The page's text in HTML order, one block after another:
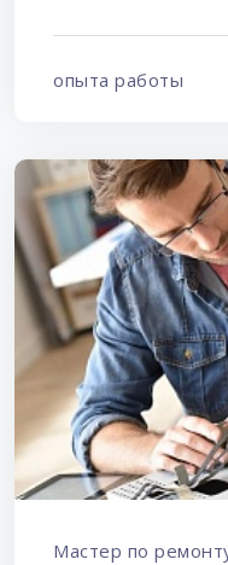
опыта работы
Мастер по